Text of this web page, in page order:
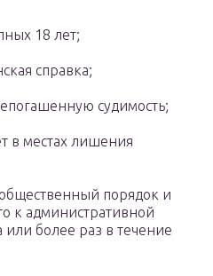
18 лет;
справка;
судимость;
в местах лишения
порядок и
к административной
или более раз в течение